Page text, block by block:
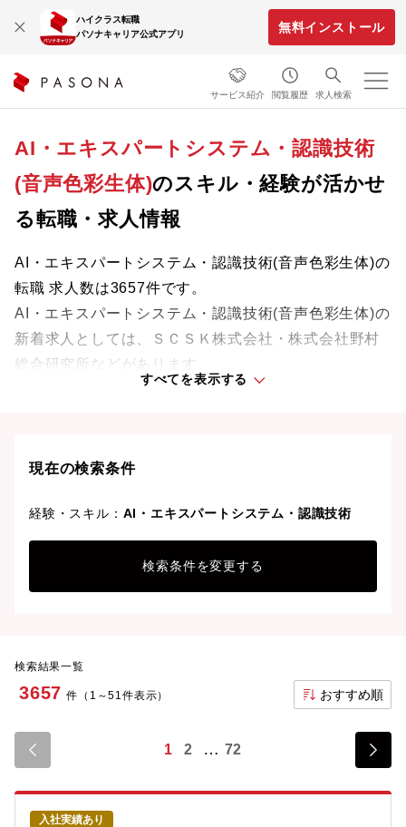
ハイクラス転職
パソナキャリア公式アプリ
無料インストール
サービス紹介 閲覧履歴 求人検索
AI・エキスパートシステム・認識技術
(音声色彩生体)のスキル・経験が活かせ
る転職・求人情報
AI・エキスパートシステム・認識技術(音声色彩生体)の
転職 求人数は3657件です。
AI・エキスパートシステム・認識技術(音声色彩生体)の
新着求人としては、ＳＣＳＫ株式会社・株式会社野村
総合研究所などがあります。
これまでの経験やスキルを活かせる求人を自分らしい
しょう。
すべてを表示する
現在の検索条件
経験・スキル： AI・エキスパートシステム・認識技術
検索条件を変更する
検索結果一覧
3657 件（1～51件表示） おすすめ順
1 2 72
入社実績あり